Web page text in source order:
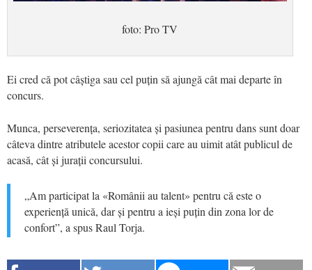
foto: Pro TV
Ei cred că pot câștiga sau cel puțin să ajungă cât mai departe în
concurs.
Munca, perseverența, seriozitatea și pasiunea pentru dans sunt doar
câteva dintre atributele acestor copii care au uimit atât publicul de
acasă, cât și jurații concursului.
„Am participat la «Românii au talent» pentru că este o
experiență unică, dar și pentru a ieși puțin din zona lor de
confort”, a spus Raul Torja.